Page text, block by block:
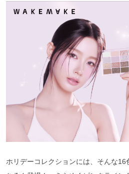
ホリデーコレクションには、そんな16